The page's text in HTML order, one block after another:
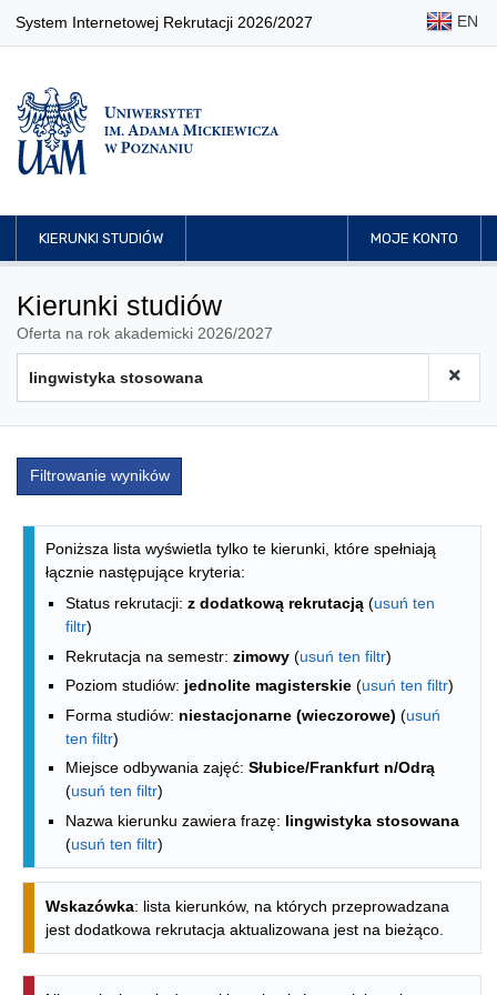
System Internetowej Rekrutacji 2026/2027 EN
KIERUNKI STUDIÓW MOJE KONTO
Kierunki studiów
Oferta na rok akademicki 2026/2027
Filtrowanie wyników
Lista kierunków - indeks alfabetyczny
Poniższa lista wyświetla tylko te kierunki, które spełniają
łącznie następujące kryteria:
Status rekrutacji: z dodatkową rekrutacją (usuń ten
filtr)
Rekrutacja na semestr: zimowy (usuń ten filtr)
Poziom studiów: jednolite magisterskie (usuń ten filtr)
Forma studiów: niestacjonarne (wieczorowe) (usuń
ten filtr)
Miejsce odbywania zajęć: Słubice/Frankfurt n/Odrą
(usuń ten filtr)
Nazwa kierunku zawiera frazę: lingwistyka stosowana
(usuń ten filtr)
Wskazówka: lista kierunków, na których przeprowadzana
jest dodatkowa rekrutacja aktualizowana jest na bieżąco.